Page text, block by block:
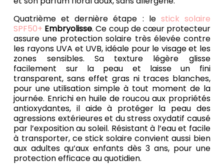
Quatrième et dernière étape : le stick solaire
SPF50+ Embryolisse. Ce coup de cœur protecteur
assure une protection solaire très élevée contre
les rayons UVA et UVB, idéale pour le visage et les
zones sensibles. Sa texture légère glisse
facilement sur la peau et laisse un fini
transparent, sans effet gras ni traces blanches,
pour une utilisation simple à tout moment de la
journée. Enrichi en huile de roucou aux propriétés
antioxydantes, il aide à protéger la peau des
agressions extérieures et du stress oxydatif causé
par l’exposition au soleil. Résistant à l’eau et facile
à transporter, ce stick solaire convient aussi bien
aux adultes qu’aux enfants dès 3 ans, pour une
protection efficace au quotidien.